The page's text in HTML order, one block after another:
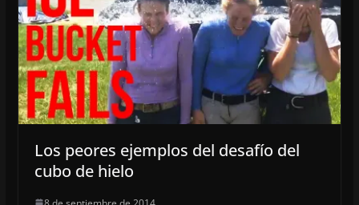
Los peores ejemplos del desafío del
cubo de hielo